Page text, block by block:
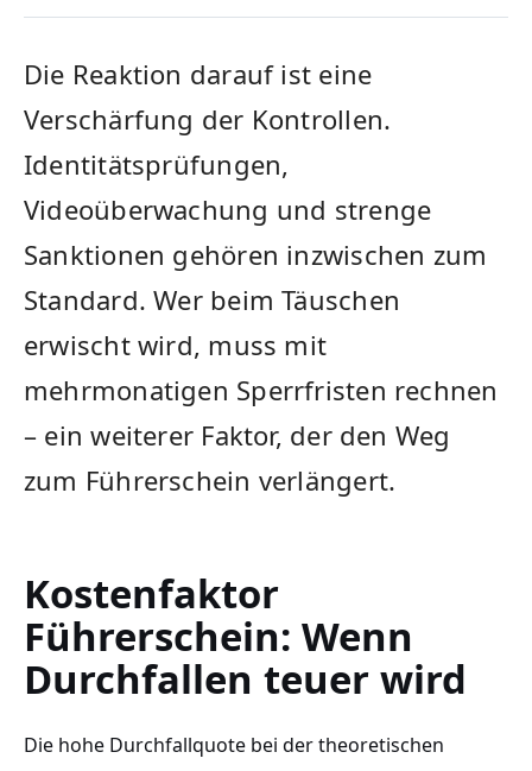
Die Reaktion darauf ist eine
Verschärfung der Kontrollen.
Identitätsprüfungen,
Videoüberwachung und strenge
Sanktionen gehören inzwischen zum
Standard. Wer beim Täuschen
erwischt wird, muss mit
mehrmonatigen Sperrfristen rechnen
– ein weiterer Faktor, der den Weg
zum Führerschein verlängert.
Kostenfaktor
Führerschein: Wenn
Durchfallen teuer wird
Die hohe Durchfallquote bei der theoretischen